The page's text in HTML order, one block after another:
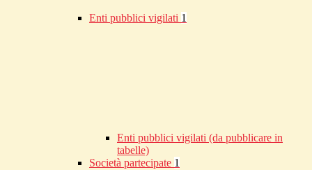
Enti pubblici vigilati 1
Enti pubblici vigilati (da pubblicare in
tabelle)
Società partecipate 1